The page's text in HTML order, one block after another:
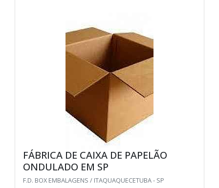
FÁBRICA DE CAIXA DE PAPELÃO
ONDULADO EM SP
F.D. BOX EMBALAGENS / ITAQUAQUECETUBA - SP